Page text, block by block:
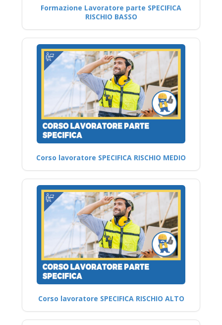
Formazione Lavoratore parte SPECIFICA
RISCHIO BASSO
Corso lavoratore SPECIFICA RISCHIO MEDIO
Corso lavoratore SPECIFICA RISCHIO ALTO